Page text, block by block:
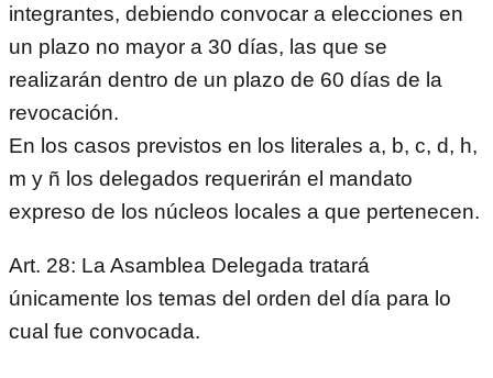
integrantes, debiendo convocar a elecciones en
un plazo no mayor a 30 días, las que se
realizarán dentro de un plazo de 60 días de la
revocación.
En los casos previstos en los literales a, b, c, d, h,
m y ñ los delegados requerirán el mandato
expreso de los núcleos locales a que pertenecen.
Art. 28: La Asamblea Delegada tratará
únicamente los temas del orden del día para lo
cual fue convocada.